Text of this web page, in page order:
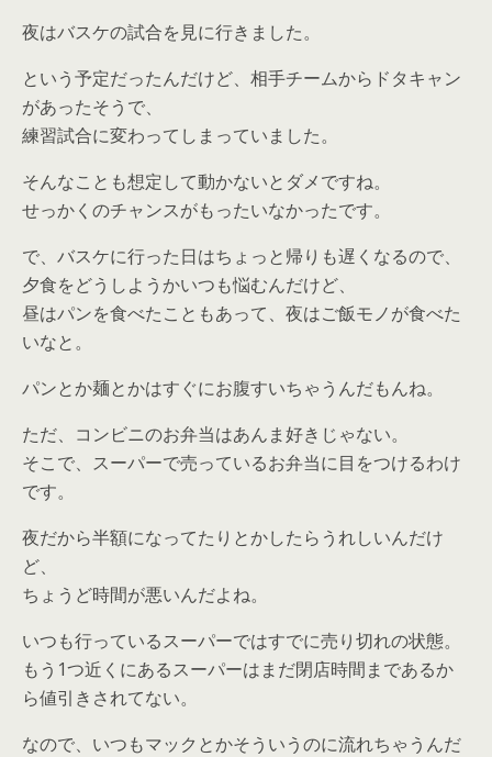
夜はバスケの試合を見に行きました。
という予定だったんだけど、相手チームからドタキャン
があったそうで、
練習試合に変わってしまっていました。
そんなことも想定して動かないとダメですね。
せっかくのチャンスがもったいなかったです。
で、バスケに行った日はちょっと帰りも遅くなるので、
夕食をどうしようかいつも悩むんだけど、
昼はパンを食べたこともあって、夜はご飯モノが食べた
いなと。
パンとか麺とかはすぐにお腹すいちゃうんだもんね。
ただ、コンビニのお弁当はあんま好きじゃない。
そこで、スーパーで売っているお弁当に目をつけるわけ
です。
夜だから半額になってたりとかしたらうれしいんだけ
ど、
ちょうど時間が悪いんだよね。
いつも行っているスーパーではすでに売り切れの状態。
もう1つ近くにあるスーパーはまだ閉店時間まであるか
ら値引きされてない。
なので、いつもマックとかそういうのに流れちゃうんだ